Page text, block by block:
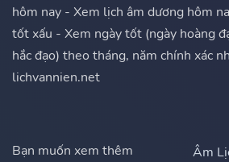
hôm nay - Xem lịch âm dương hôm
tốt xấu - Xem ngày tốt (ngày hoàng
hắc đạo) theo tháng, năm chính xác
lichvannien.net
Bạn muốn xem thêm
Âm